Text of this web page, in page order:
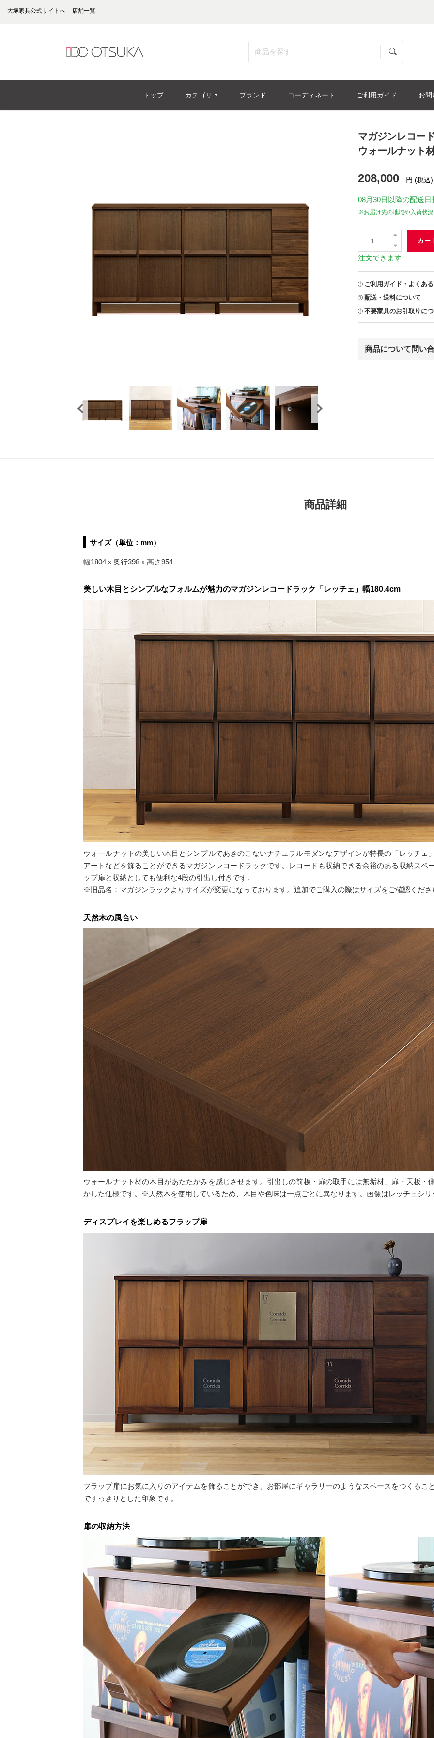
大塚家具公式サイトへ 店舗一覧
トップ カテゴリ ブランド コーディネート ご利用ガイド お問
マガジンレコー
ウォールナット
208,000 円 (税込)
08月30日 以降の配送
※お届け先の地域や入荷状
カー
注文できます
ご利用ガイド・よくあ
配送・送料について
不要家具のお引取りに
商品について問い
商品詳細
サイズ（単位：mm）
幅1804ｘ奥行398ｘ高さ954
美しい木目とシンプルなフォルムが魅力のマガジンレコードラック「レッチェ」幅180.4cm
ウォールナットの美しい木目とシンプルであきのこないナチュラルモダンなデザインが特長の「レッチェ
アートなどを飾ることができるマガジンレコードラックです。レコードも収納できる余裕のある収納スペ
ップ扉と収納としても便利な4段の引出し付きです。
※旧品名：マガジンラックよりサイズが変更になっております。追加でご購入の際はサイズをご確認くださ
天然木の風合い
ウォールナット材の木目があたたかみを感じさせます。引出しの前板・扉の取手には無垢材、扉・天板・
かした仕様です。※天然木を使用しているため、木目や色味は一点ごとに異なります。画像はレッチェシ
ディスプレイを楽しめるフラップ扉
フラップ扉にお気に入りのアイテムを飾ることができ、お部屋にギャラリーのようなスペースをつくるこ
ですっきりとした印象です。
扉の収納方法